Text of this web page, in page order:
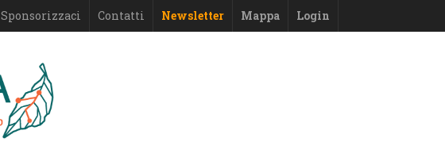
Sponsorizzaci Contatti Newsletter Mappa Login